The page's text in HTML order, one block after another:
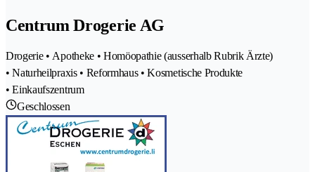
Centrum Drogerie AG
Drogerie • Apotheke • Homöopathie (ausserhalb Rubrik Ärzte)
• Naturheilpraxis • Reformhaus • Kosmetische Produkte
• Einkaufszentrum
Geschlossen